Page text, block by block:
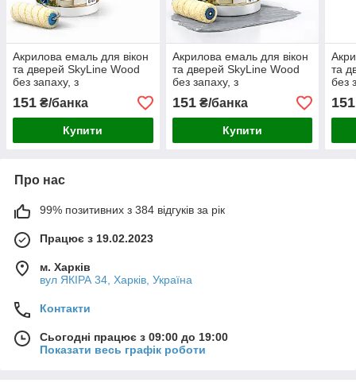
Акрилова емаль для вікон
та дверей SkyLine Wood
без запаху, з
протигрибковим ефектом,
біла, 0.4 л
151 ₴/банка
Купити
Акрилова емаль для вікон
та дверей SkyLine Wood
без запаху, з
протигрибковим ефектом,
сіра, 0.4 л
151₴/банка
Купити
та
без
151
Про нас
99% позитивних з 384 відгуків за рік
Працює з 19.02.2023
м. Харків
вул ЯКІРА 34, Харків, Україна
Контакти
Сьогодні працює з 09:00 до 19:00
Показати весь графік роботи